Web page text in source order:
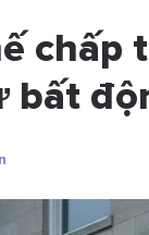
chấp
bất